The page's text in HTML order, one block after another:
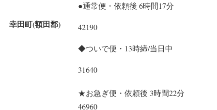
幸田町(額田郡)
●通常便・依頼後 6時間17分
42190
◆ついで便・13時締/当日中
31640
★お急ぎ便・依頼後 3時間22分
46960